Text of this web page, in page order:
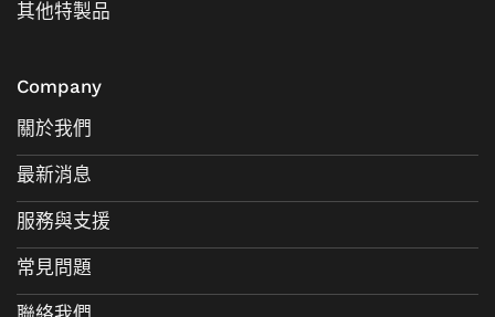
其他特製品
Company
關於我們
最新消息
服務與支援
常見問題